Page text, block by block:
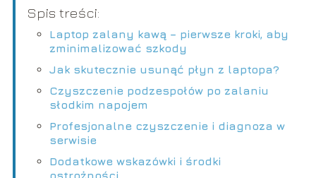
Spis treści:
Laptop zalany kawą – pierwsze kroki, aby
zminimalizować szkody
Jak skutecznie usunąć płyn z laptopa?
Czyszczenie podzespołów po zalaniu
słodkim napojem
Profesjonalne czyszczenie i diagnoza w
serwisie
Dodatkowe wskazówki i środki
ostrożności